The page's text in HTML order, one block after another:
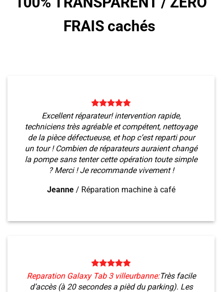
FRAIS cachés
Excellent réparateur! intervention rapide,
techniciens très agréable et compétent, nettoyage
de la pièce défectueuse, et hop c’est reparti pour
un tour ! Combien de réparateurs auraient changé
la pompe sans tenter cette opération toute simple
? Merci ! Je recommande vivement !
Jeanne / Réparation machine à café
Reparation Galaxy Tab 3 villeurbanne:Très facile
d’accès (à 20 secondes a pièd du parking). Les